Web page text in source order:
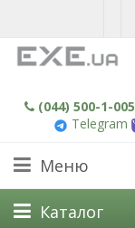
(044) 500-1-005
Telegram
Меню
Каталог